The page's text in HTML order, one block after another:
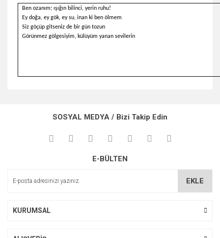
Ben ozanım; ışığın bilinci, yerin ruhu!
Ey doğa, ey gök, ey su, inan ki ben ölmem
Siz göçüp gitseniz de bir gün tozun
Görünmez gölgesiyim, külüyüm yanan sevilerin
Yorum Yaz
Görüş ve önerileriniz için teşekkür ederiz.
Ürün açıklamasında eksik bilgiler bulunuyor.
SOSYAL MEDYA / Bizi Takip Edin
E-BÜLTEN
EKLE
KURUMSAL